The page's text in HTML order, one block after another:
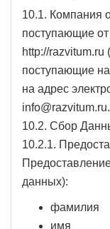
10.1. Компания
поступающие от
http://razvitum.ru
поступающие
на адрес
info@razvitum.ru.
10.2. Сбор
10.2.1.
данных):
фамилия
имя